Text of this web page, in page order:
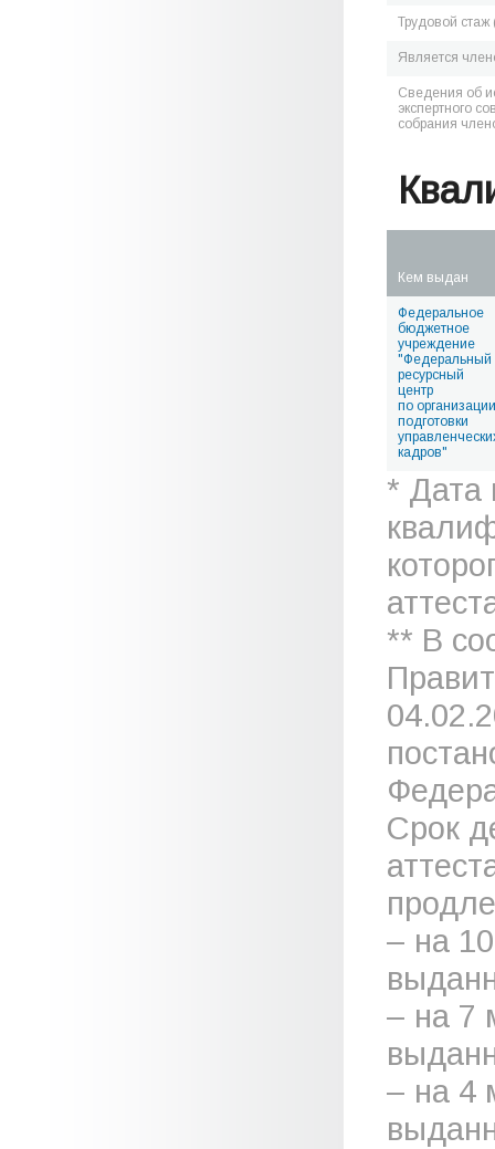
Трудовой стаж
Является
Сведения об
экспертного
собрания
Кем выдан
Федеральное
бюджетное
учреждение
"Федеральный
ресурсный
центр
по организации
подготовки
кадров"
* Дата
** В
Срок
– на
– на 7
– на 4